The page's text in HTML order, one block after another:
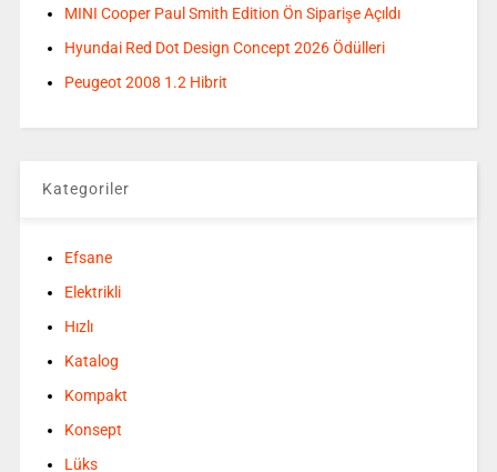
MINI Cooper Paul Smith Edition Ön Siparişe Açıldı
Hyundai Red Dot Design Concept 2026 Ödülleri
Peugeot 2008 1.2 Hibrit
Kategoriler
Efsane
Elektrikli
Hızlı
Katalog
Kompakt
Konsept
Lüks